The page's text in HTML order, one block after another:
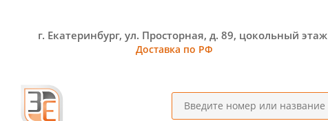
г. Екатеринбург, ул. Просторная, д. 89, цокольный этаж
Доставка по РФ